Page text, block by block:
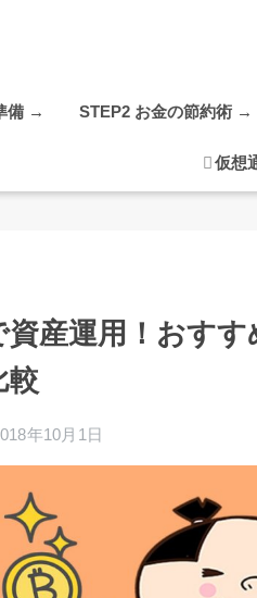
備 → STEP2 お金の節約術 →
仮想
資産運用！おす
較
年10月1日